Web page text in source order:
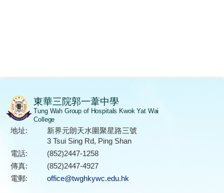
東華三院郭一葦中學
Tung Wah Group of Hospitals Kwok Yat Wai
College
地址:
新界元朗天水圍聚星路三號
3 Tsui Sing Rd, Ping Shan
電話:
(852)2447-1258
傳真:
(852)2447-4927
電郵:
office@twghkywc.edu.hk